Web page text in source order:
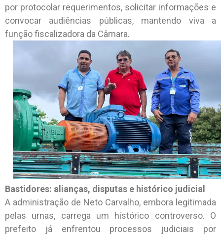
por protocolar requerimentos, solicitar informações e
convocar audiências públicas, mantendo viva a
função fiscalizadora da Câmara.
Bastidores: alianças, disputas e histórico judicial
A administração de Neto Carvalho, embora legitimada
pelas urnas, carrega um histórico controverso. O
prefeito já enfrentou processos judiciais por